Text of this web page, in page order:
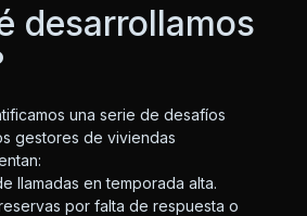
desarrollamos
una serie de desafíos
gestores de viviendas
llamadas en temporada alta.
por falta de respuesta o